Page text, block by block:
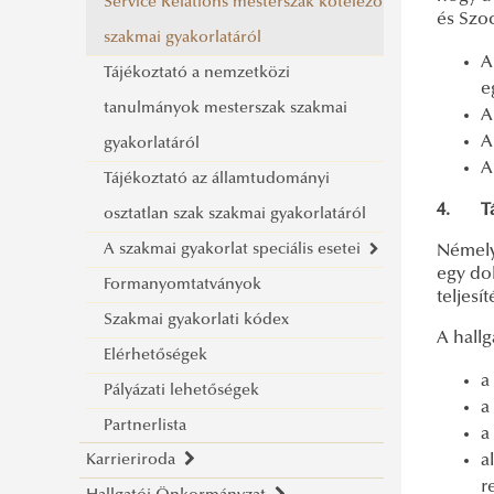
Kiberbiztonsági mesterképzési szak
Kormányzás és vezetés
mesterképzési szak
Közigazgatási mesterképzési szak
Közgazdálkodás és közpolitika
mesterképzési szak
Nemzetközi közszolgálati
kapcsolatok mesterképzési szak
Nemzetközi tanulmányok
mesterképzési szak
MA szintű szabadon választható
tantárgyak
szakmai gyakorlatáról
Tájékoztató a nemzetközi
tanulmányok mesterszak szakmai
gyakorlatáról
Tájékoztató az államtudományi
osztatlan szak szakmai gyakorlatáról
A szakmai gyakorlat speciális esetei
Egyéni szakmai gyakorlóhely
választása
A szakmai gyakorlat
munkatapasztalattal történő
kiváltása
Szervezés alatt álló szakmai
Formanyomtatványok
Szakmai gyakorlati kódex
Elérhetőségek
Pályázati lehetőségek
Partnerlista
Karrieriroda
és
4.
egy
A
a
a
a